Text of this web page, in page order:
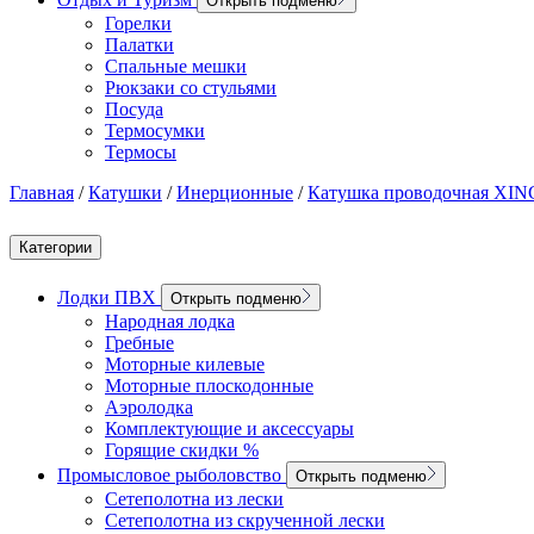
Горелки
Палатки
Спальные мешки
Рюкзаки со стульями
Посуда
Термосумки
Термосы
Главная /Катушки /Инерционные /Катушка проводочная
Категории
Лодки ПВХ Открыть подменю
Народная лодка
Гребные
Моторные килевые
Моторные плоскодонные
Аэролодка
Комплектующие и аксессуары
Горящие скидки %
Промысловое рыболовство
Открыть подменю
Сетеполотна из лески
Сетеполотна из скрученной лески